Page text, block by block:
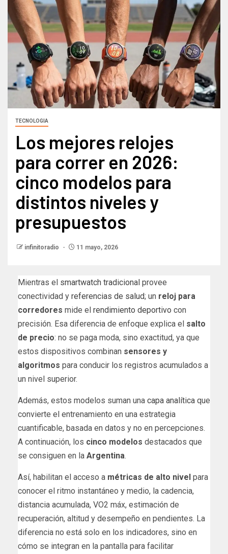
TECNOLOGIA
Los mejores relojes
para correr en 2026:
cinco modelos para
distintos niveles y
presupuestos
infinitoradio 11 mayo, 2026
Mientras el smartwatch tradicional provee
conectividad y referencias de salud; un reloj para
corredores mide el rendimiento deportivo con
precisión. Esa diferencia de enfoque explica el salto
de precio: no se paga moda, sino exactitud, ya que
estos dispositivos combinan sensores y
algoritmos para conducir los registros acumulados a
un nivel superior.
Además, estos modelos suman una capa analítica que
convierte el entrenamiento en una estrategia
cuantificable, basada en datos y no en percepciones.
A continuación, los cinco modelos destacados que
se consiguen en la Argentina.
Así, habilitan el acceso a métricas de alto nivel para
conocer el ritmo instantáneo y medio, la cadencia,
distancia acumulada, VO2 máx, estimación de
recuperación, altitud y desempeño en pendientes. La
diferencia no está solo en los indicadores, sino en
cómo se integran en la pantalla para facilitar